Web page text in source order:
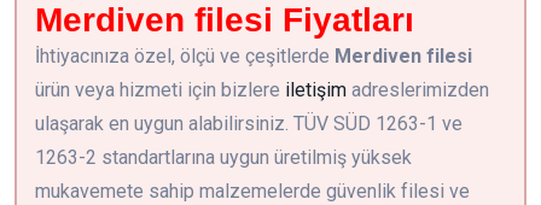
Merdiven filesi Fiyatları
İhtiyacınıza özel, ölçü ve çeşitlerde Merdiven filesi
ürün veya hizmeti için bizlere iletişim adreslerimizden
ulaşarak en uygun alabilirsiniz. TÜV SÜD 1263-1 ve
1263-2 standartlarına uygun üretilmiş yüksek
mukavemete sahip malzemelerde güvenlik filesi ve